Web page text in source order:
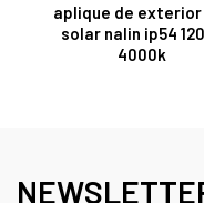
aplique de exterior
solar nalin ip54
4000k